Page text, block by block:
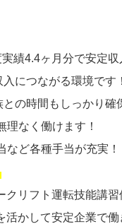
績4.4ヶ月分で安定収
入につながる環境です
との時間もしっかり
理なく働けます！
など各種手当が充実！
クリフト運転技能講習
活かして安定企業で